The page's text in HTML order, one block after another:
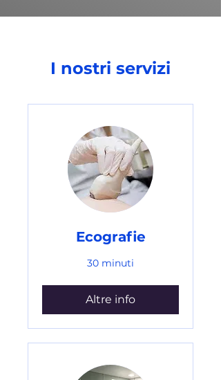
I nostri servizi
Ecografie
30 minuti
Altre info